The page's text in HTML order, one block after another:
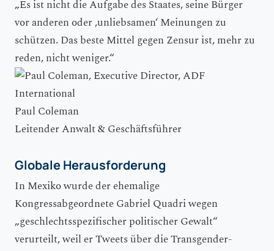
„Es ist nicht die Aufgabe des Staates, seine Bürger
vor anderen oder ,unliebsamen‘ Meinungen zu
schützen. Das beste Mittel gegen Zensur ist, mehr zu
reden, nicht weniger.“
Paul Coleman
Leitender Anwalt & Geschäftsführer
Globale Herausforderung
In Mexiko wurde der ehemalige
Kongressabgeordnete Gabriel Quadri wegen
„geschlechtsspezifischer politischer Gewalt“
verurteilt, weil er Tweets über die Transgender-